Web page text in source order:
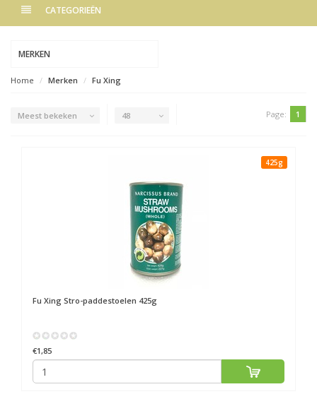
CATEGORIEËN
MERKEN
Home Merken Fu Xing
Meest bekeken 48 Page: 1
425g
Fu Xing Stro-paddestoelen 425g
€1,85